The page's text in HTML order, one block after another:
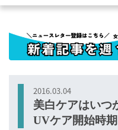
2016.03.04
美白ケアはい
UVケア開始時期